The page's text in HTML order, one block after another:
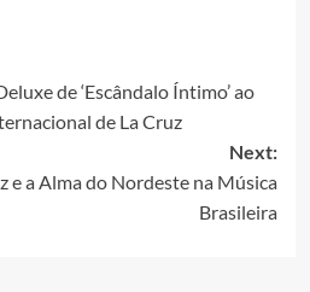
de ‘Escândalo Íntimo’ ao
de La Cruz
Next:
e a Alma do Nordeste na Música
Brasileira